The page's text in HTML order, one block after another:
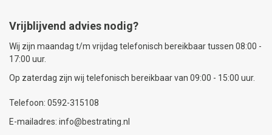
Vrijblijvend advies nodig?
Wij zijn maandag t/m vrijdag telefonisch bereikbaar tussen 08:00 -
17:00 uur.
Op zaterdag zijn wij telefonisch bereikbaar van 09:00 - 15:00 uur.
Telefoon: 0592-315108
E-mailadres: info@bestrating.nl